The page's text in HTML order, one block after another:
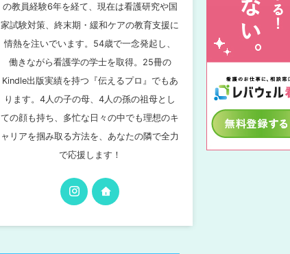
の教員経験6年を経て、現在は看護研究や国
家試験対策、終末期・緩和ケアの教育支援に
情熱を注いでいます。54歳で一念発起し、
働きながら看護学の学士を取得。25冊の
Kindle出版実績を持つ『伝えるプロ』でもあ
ります。4人の子の母、4人の孫の祖母とし
ての顔も持ち、多忙な日々の中でも理想のキ
ャリアを掴み取る方法を、あなたの隣で全力
で応援します！